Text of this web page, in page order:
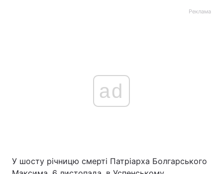
Реклама
ad
У шосту річницю смерті Патріарха Болгарського